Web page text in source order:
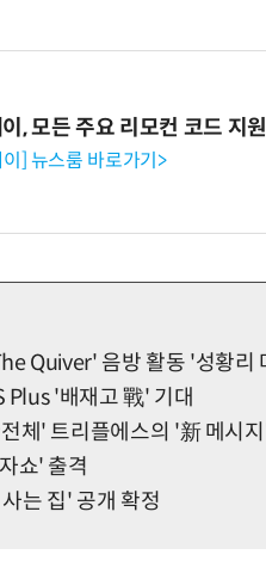
, 모든 주요 리모컨 코드 지
] 뉴스룸 바로가기>
Quiver' 음방 활동 '성황리
Plus '배재고 戰' 기대
체' 트리플에스의 '新 메시
쇼' 출격
는 집' 공개 확정